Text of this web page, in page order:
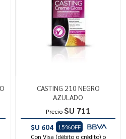
CASTING 210 NEGRO
AZULADO
Precio $U 711
$U 604
15%OFF
Con Visa (débito o crédito) o